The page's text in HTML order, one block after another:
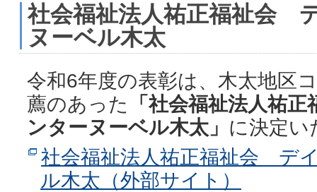
社会福祉法人祐正福祉会
ヌーベル木太
令和6年度の表彰は、木太地区
薦のあった
「社会福祉法人祐
ンターヌーベル木太」 に決定い
社会福祉法人祐正福祉会 デ
ル木太（外部サイト）